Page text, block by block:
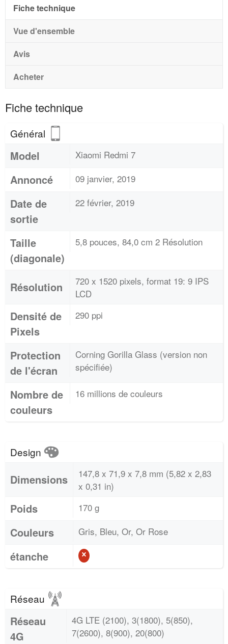
Fiche technique
Vue d'ensemble
Avis
Acheter
Fiche technique
Général
Model Xiaomi Redmi 7
Annoncé 09 janvier, 2019
Date de
sortie
22 février, 2019
Taille
(diagonale)
5,8 pouces, 84,0 cm 2 Résolution
Résolution
720 x 1520 pixels, format 19: 9 IPS
LCD
Densité de
Pixels
290 ppi
Protection
de l'écran
Corning Gorilla Glass (version non
spécifiée)
Nombre de
couleurs
16 millions de couleurs
Design
Dimensions
147,8 x 71,9 x 7,8 mm (5,82 x 2,83
x 0,31 in)
Poids 170 g
Couleurs Gris, Bleu, Or, Or Rose
étanche
Réseau
Réseau
4G
4G LTE (2100), 3(1800), 5(850),
7(2600), 8(900), 20(800)